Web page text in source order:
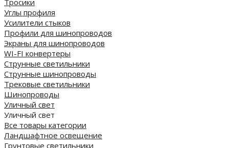
Тросики
Углы профиля
Усилители стыков
Профили для шинопроводов
Экраны для шинопроводов
WI-FI конвертеры
Струнные светильники
Струнные шинопроводы
Трековые светильники
Шинопроводы
Уличный свет
Уличный свет
Все товары категории
Ландшафтное освещение
Грунтовые светильники